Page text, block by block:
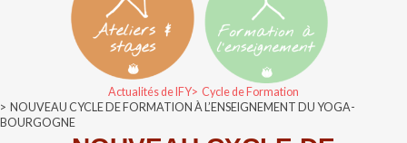
Bibliographie
IFY National
Actualités de IFY
Cycle de Formation
NOUVEAU CYCLE DE FORMATION À L’ENSEIGNEMENT DU YOGA-
BOURGOGNE